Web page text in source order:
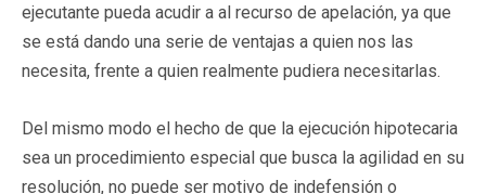
ejecutante pueda acudir a al recurso de apelación, ya que
se está dando una serie de ventajas a quien nos las
necesita, frente a quien realmente pudiera necesitarlas.
Del mismo modo el hecho de que la ejecución hipotecaria
sea un procedimiento especial que busca la agilidad en su
resolución, no puede ser motivo de indefensión o